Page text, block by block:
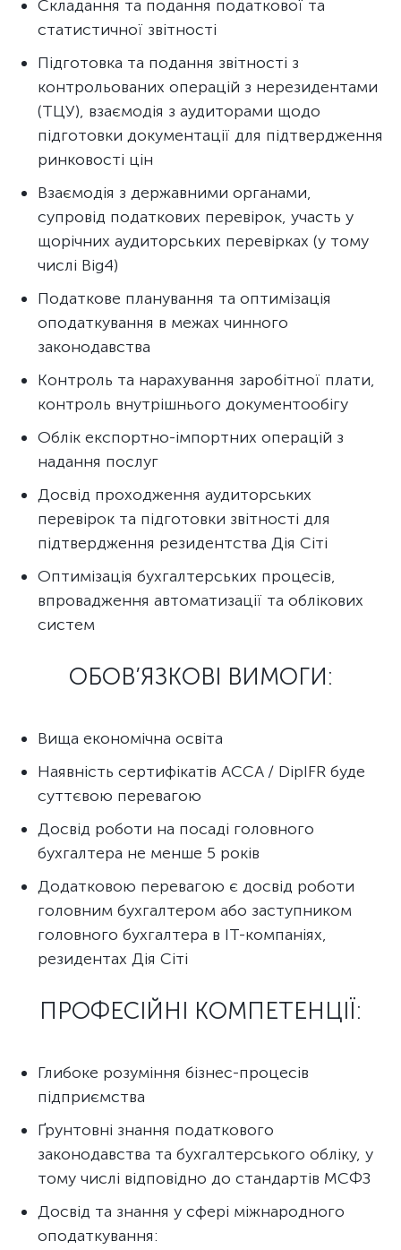
Складання та подання податкової та
статистичної звітності
Підготовка та подання звітності з
контрольованих операцій з нерезидентами
(ТЦУ), взаємодія з аудиторами щодо
підготовки документації для підтвердження
ринковості цін
Взаємодія з державними органами,
супровід податкових перевірок, участь у
щорічних аудиторських перевірках (у тому
числі Big4)
Податкове планування та оптимізація
оподаткування в межах чинного
законодавства
Контроль та нарахування заробітної плати,
контроль внутрішнього документообігу
Облік експортно-імпортних операцій з
надання послуг
Досвід проходження аудиторських
перевірок та підготовки звітності для
підтвердження резидентства Дія Сіті
Оптимізація бухгалтерських процесів,
впровадження автоматизації та облікових
систем
ОБОВ’ЯЗКОВІ ВИМОГИ:
Вища економічна освіта
Наявність сертифікатів ACCA / DipIFR буде
суттєвою перевагою
Досвід роботи на посаді головного
бухгалтера не менше 5 років
Додатковою перевагою є досвід роботи
головним бухгалтером або заступником
головного бухгалтера в ІТ-компаніях,
резидентах Дія Сіті
ПРОФЕСІЙНІ КОМПЕТЕНЦІЇ:
Глибоке розуміння бізнес-процесів
підприємства
Ґрунтовні знання податкового
законодавства та бухгалтерського обліку, у
тому числі відповідно до стандартів МСФЗ
Досвід та знання у сфері міжнародного
оподаткування: